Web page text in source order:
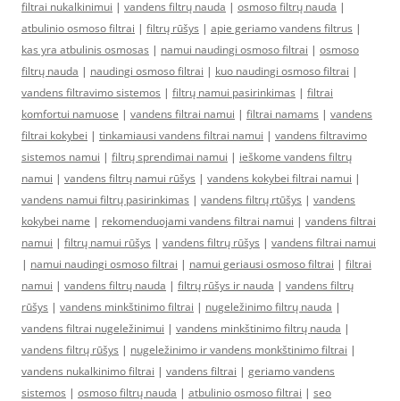
filtrai nukalkinimui | vandens filtrų nauda | osmoso filtrų nauda |
atbulinio osmoso filtrai | filtrų rūšys | apie geriamo vandens filtrus |
kas yra atbulinis osmosas | namui naudingi osmoso filtrai | osmoso
filtrų nauda | naudingi osmoso filtrai | kuo naudingi osmoso filtrai |
vandens filtravimo sistemos | filtrų namui pasirinkimas | filtrai
komfortui namuose | vandens filtrai namui | filtrai namams | vandens
filtrai kokybei | tinkamiausi vandens filtrai namui | vandens filtravimo
sistemos namui | filtrų sprendimai namui | ieškome vandens filtrų
namui | vandens filtrų namui rūšys | vandens kokybei filtrai namui |
vandens namui filtrų pasirinkimas | vandens filtrų rtūšys | vandens
kokybei name | rekomenduojami vandens filtrai namui | vandens filtrai
namui | filtrų namui rūšys | vandens filtrų rūšys | vandens filtrai namui
| namui naudingi osmoso filtrai | namui geriausi osmoso filtrai | filtrai
namui | vandens filtrų nauda | filtrų rūšys ir nauda | vandens filtrų
rūšys | vandens minkštinimo filtrai | nugeležinimo filtrų nauda |
vandens filtrai nugeležinimui | vandens minkštinimo filtrų nauda |
vandens filtrų rūšys | nugeležinimo ir vandens monkštinimo filtrai |
vandens nukalkinimo filtrai | vandens filtrai | geriamo vandens
sistemos | osmoso filtrų nauda | atbulinio osmoso filtrai | seo